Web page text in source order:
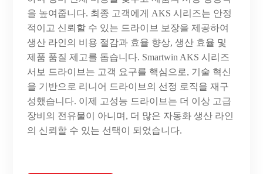
을 높여줍니다. 최종 고객에게 AKS 시리즈는 안정
적이고 신뢰할 수 있는 드라이브 보장을 제공하여
생산 라인의 비용 절감과 효율 향상, 생산 효율 및
제품 품질 제고를 돕습니다. Smartwin AKS 시리즈
서보 드라이브는 고객 요구를 핵심으로, 기술 혁신
을 기반으로 리니어 드라이브의 선정 로직을 재구
성했습니다. 이제 고성능 드라이브는 더 이상 고급
장비의 전유물이 아니며, 더 많은 자동화 생산 라인
의 신뢰할 수 있는 선택이 되었습니다.